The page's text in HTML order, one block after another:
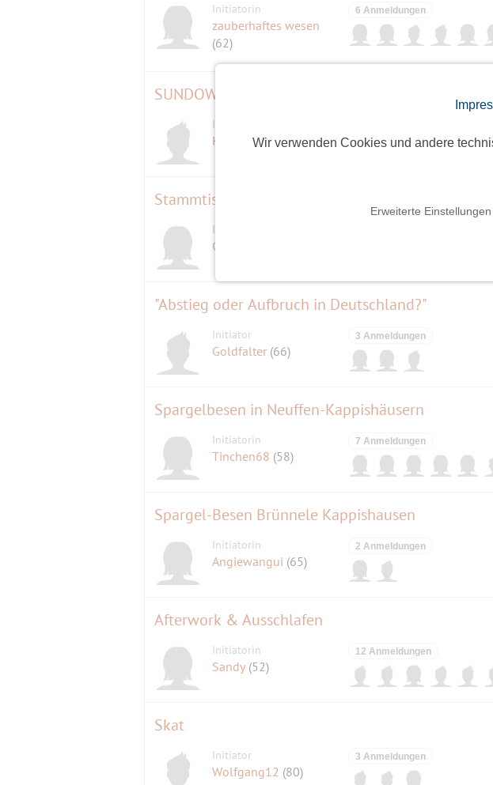
Wir verwenden Cookies und andere
Erweiterte Einstellungen
Initiatorin
zauberhaftes wesen
(62)
6 Anmeldungen
SUNDOWNER, Weingärtner Marbach am Neckar
Initiator
Klaus (67)
Stammtisch im Michaeligarten
Initiatorin
Genoveva2
"Abstieg oder Aufbruch in Deutschland?"
Initiator
Goldfalter (66)
3 Anmeldungen
Spargelbesen in Neuffen-Kappishäusern
Initiatorin
Tinchen68 (58)
7 Anmeldungen
Spargel-Besen Brünnele Kappishausen
Initiatorin
Angiewangui (65)
2 Anmeldungen
Afterwork & Ausschlafen
Initiatorin
Sandy (52)
12 Anmeldungen
Skat
Initiator
Wolfgang12 (80)
3 Anmeldungen